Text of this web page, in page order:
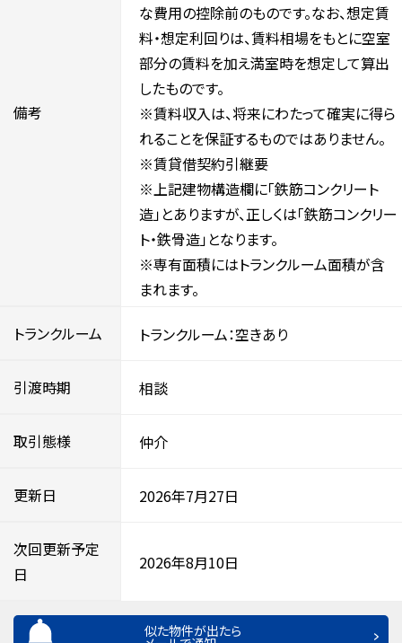
備考
な費用の控除前のものです。なお、想定賃
料・想定利回りは、賃料相場をもとに空室
部分の賃料を加え満室時を想定して算出
したものです。
※賃料収入は、将来にわたって確実に得ら
れることを保証するものではありません。
※賃貸借契約引継要
※上記建物構造欄に「鉄筋コンクリート
造」とありますが、正しくは「鉄筋コンクリー
ト・鉄骨造」となります。
※専有面積にはトランクルーム面積が含
まれます。
トランクルーム トランクルーム：空きあり
引渡時期 相談
取引態様 仲介
更新日 2026年7月27日
次回更新予定
日
2026年8月10日
似た物件が出たら